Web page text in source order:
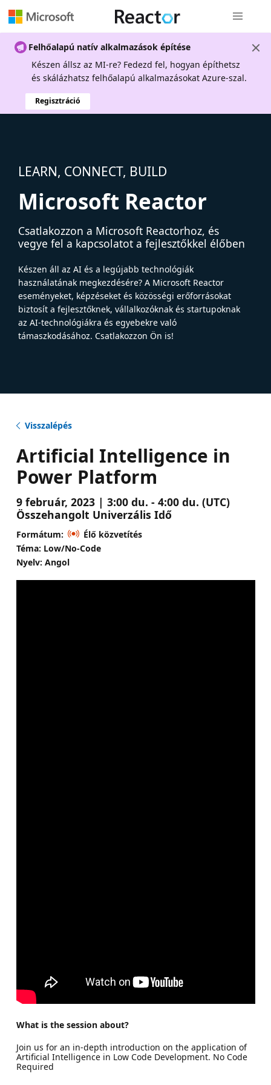
Felhőalapú natív alkalmazások építése
Készen állsz az MI-re? Fedezd fel, hogyan építhetsz
és skálázhatsz felhőalapú alkalmazásokat Azure-szal.
Regisztráció
LEARN, CONNECT, BUILD
Microsoft Reactor
Csatlakozzon a Microsoft Reactorhoz, és
vegye fel a kapcsolatot a fejlesztőkkel élőben
Készen áll az AI és a legújabb technológiák
használatának megkezdésére? A Microsoft Reactor
eseményeket, képzéseket és közösségi erőforrásokat
biztosít a fejlesztőknek, vállalkozóknak és startupoknak
az AI-technológiákra és egyebekre való
támaszkodásához. Csatlakozzon Ön is!
Visszalépés
Artificial Intelligence in
Power Platform
9 február, 2023 | 3:00 du. - 4:00 du. (UTC)
Összehangolt Univerzális Idő
Formátum:
Élő közvetítés
Téma: Low/No-Code
Nyelv: Angol
What is the session about?
Join us for an in-depth introduction on the application of
Artificial Intelligence in Low Code Development. No Code
Required